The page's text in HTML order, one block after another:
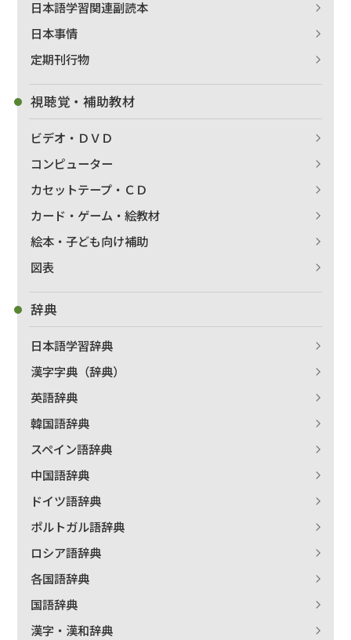
出版社名で絞り込む
著者名で絞り込む
絞り込む
日本語学習関連副読本
日本事情
定期刊行物
視聴覚・補助教材
ビデオ・ＤＶＤ
コンピューター
カセットテープ・ＣＤ
カード・ゲーム・絵教材
絵本・子ども向け補助
図表
辞典
日本語学習辞典
漢字字典（辞典）
英語辞典
韓国語辞典
スペイン語辞典
中国語辞典
ドイツ語辞典
ポルトガル語辞典
ロシア語辞典
各国語辞典
国語辞典
漢字・漢和辞典